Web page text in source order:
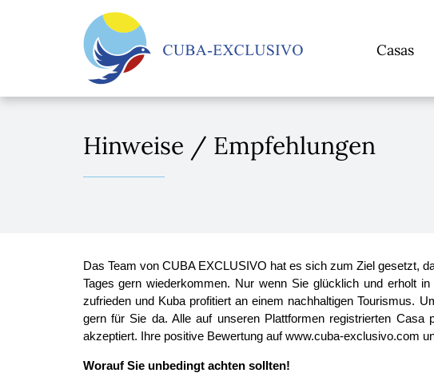
Navigation
Casas
Hinweise / Empfehlungen
Das Team von CUBA EXCLUSIVO hat es sich zum Ziel gesetzt,
Tages gern wiederkommen. Nur wenn Sie glücklich und erholt
zufrieden und Kuba profitiert an einem nachhaltigen Tourismus.
gern für Sie da. Alle auf unseren Plattformen registrierten
akzeptiert. Ihre positive Bewertung auf www.cuba-exclusivo.com
Worauf Sie unbedingt achten sollten!